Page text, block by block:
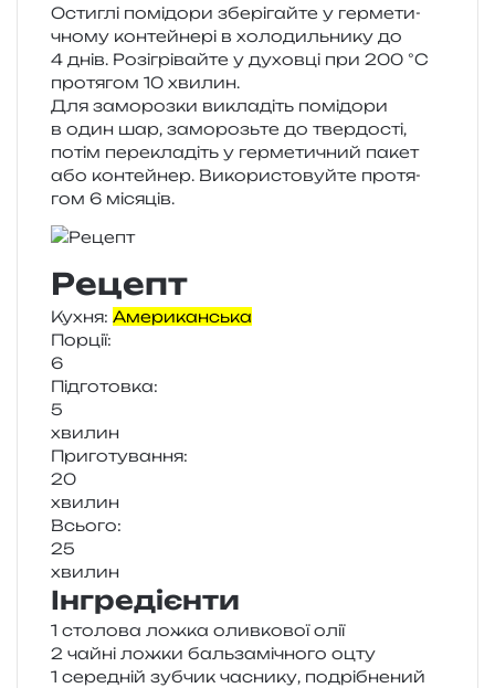
Остиглі помі­до­ри збе­рі­гай­те у гер­ме­ти­
чно­му кон­тей­не­рі в холо­диль­ни­ку до
4 днів. Розігрівайте у духов­ці при 200 °C
про­тя­гом 10 хвилин.
Для замо­роз­ки викла­діть помі­до­ри
в один шар, замо­розь­те до твер­до­сті,
потім пере­кла­діть у гер­ме­ти­чний пакет
або кон­тей­нер. Використовуйте про­тя­
гом 6 місяців.
Рецепт
Кухня: Американська
Порції:
6
Підготовка:
5
хви­лин
Приготування:
20
хви­лин
Всього:
25
хви­лин
Інгредієнти
1 сто­ло­ва ложка олив­ко­вої олії
2 чайні ложки баль­за­мі­чно­го оцту
1 сере­дній зуб­чик часни­ку, подрібнений